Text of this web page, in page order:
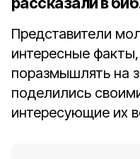
Представители
интересные
поразмышлять на
поделились
интересующие их